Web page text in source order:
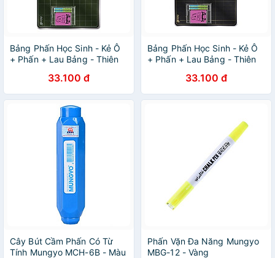
Bảng Phấn Học Sinh - Kẻ Ô
+ Phấn + Lau Bảng - Thiên
33.100 đ
Bảng Phấn Học Sinh - Kẻ Ô
+ Phấn + Lau Bảng - Thiên
33.100 đ
Cây Bút Cầm Phấn Có Từ
Tính Mungyo MCH-6B - Màu
Phấn Vặn Đa Năng Mungyo
MBG-12 - Vàng